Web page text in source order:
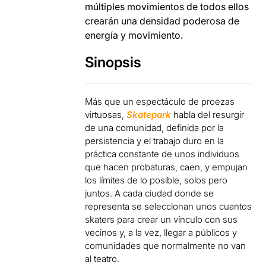
múltiples movimientos de todos ellos
crearán una densidad poderosa de
energía y movimiento.
Sinopsis
Más que un espectáculo de proezas
virtuosas,Skatepark habla del resurgir
de una comunidad, definida por la
persistencia y el trabajo duro en la
práctica constante de unos individuos
que hacen probaturas, caen, y empujan
los límites de lo posible, solos pero
juntos. A cada ciudad donde se
representa se seleccionan unos cuantos
skaters para crear un vínculo con sus
vecinos y, a la vez, llegar a públicos y
comunidades que normalmente no van
al teatro.